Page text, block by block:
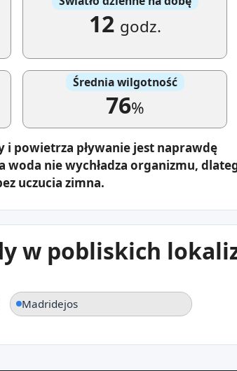
12 godz.
Średnia wilgotność
76%
powietrza pływanie jest naprawdę
woda nie wychładza organizmu,
uczucia zimna.
w pobliskich
Madridejos